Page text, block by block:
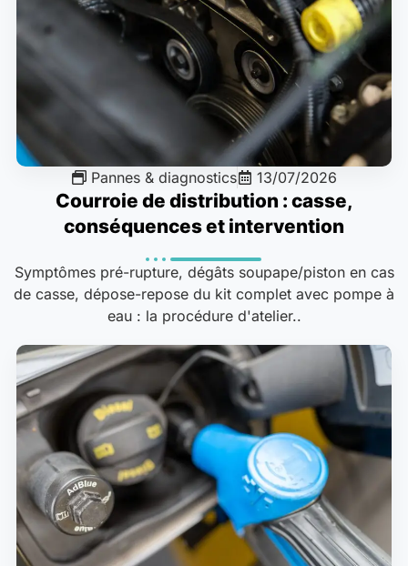
Pannes & diagnostics 13/07/2026
Courroie de distribution : casse,
conséquences et intervention
Symptômes pré-rupture, dégâts soupape/piston en cas
de casse, dépose-repose du kit complet avec pompe à
eau : la procédure d'atelier..